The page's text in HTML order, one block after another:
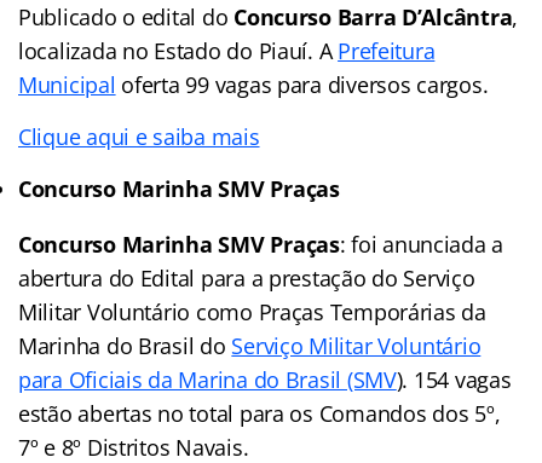
Publicado o edital do Concurso Barra D’Alcântra,
localizada no Estado do Piauí. APrefeitura
Municipal oferta 99 vagas para diversos cargos.
Clique aqui e saiba mais
Concurso Marinha SMV Praças
Concurso Marinha SMV Praças: foi anunciada a
abertura do Edital para a prestação do Serviço
Militar Voluntário como Praças Temporárias da
Marinha do Brasil do Serviço Militar Voluntário
para Oficiais da Marina do Brasil (SMV). 154 vagas
estão abertas no total para os Comandos dos 5º,
7º e 8º Distritos Navais.